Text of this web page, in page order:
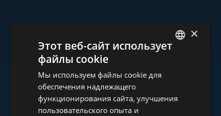
Ознакомьтесь с нашим
портфолио
www.tower-investments.com
HUNGARIAN
×
Этот веб-сайт использует
файлы cookie
Мы используем файлы cookie для
обеспечения надлежащего
функционирования сайта, улучшения
пользовательского опыта и